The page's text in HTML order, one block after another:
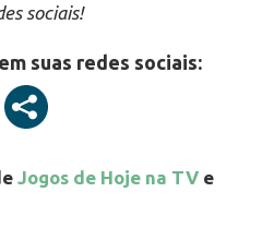
sociais!
suas redes sociais:
Jogos de Hoje na TV e